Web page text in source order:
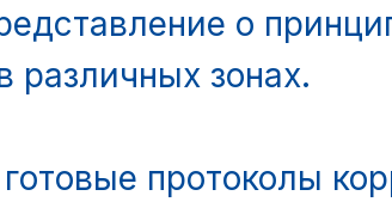
о
различных зонах.
протоколы